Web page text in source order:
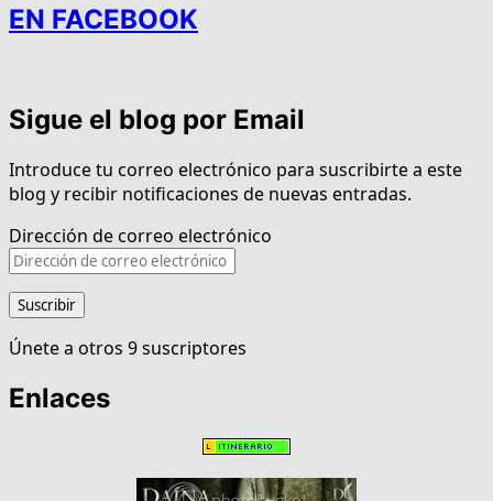
EN FACEBOOK
Sigue el blog por Email
Introduce tu correo electrónico para suscribirte a este
blog y recibir notificaciones de nuevas entradas.
Dirección de correo electrónico
Suscribir
Únete a otros 9 suscriptores
Enlaces